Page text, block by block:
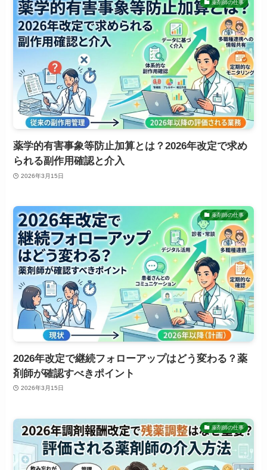
薬剤師の仕事
薬学的有害事象等防止加算とは？2026年改定で求め
られる副作用確認と介入
2026年3月15日
薬剤師の仕事
2026年改定で継続フォローアップはどう変わる？薬
剤師が確認すべきポイント
2026年3月15日
薬剤師の仕事